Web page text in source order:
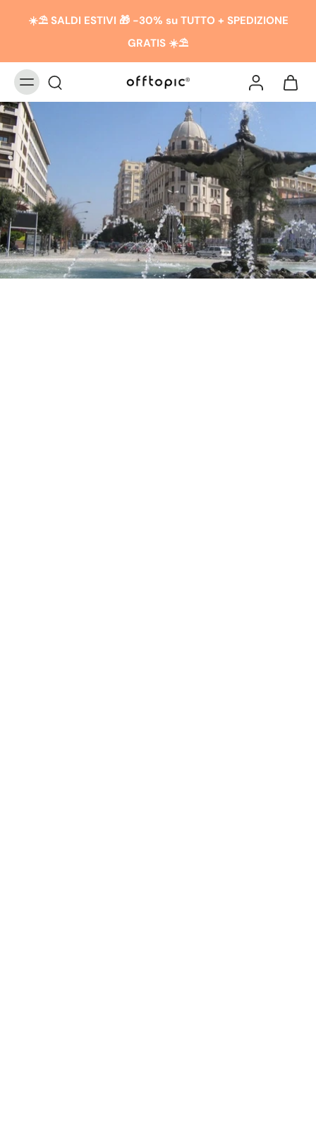
☀️​​⛱️ SALDI ESTIVI 🎁 -30% su TUTTO + SPEDIZIONE
GRATIS ☀️​​⛱️